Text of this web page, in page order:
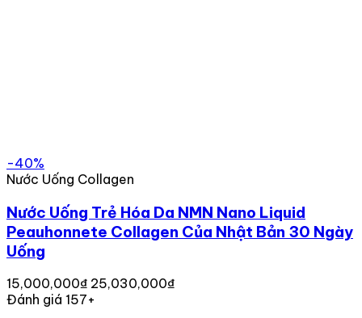
-40%
Nước Uống Collagen
Nước Uống Trẻ Hóa Da NMN Nano Liquid
Peauhonnete Collagen Của Nhật Bản 30 Ngày
Uống
15,000,000₫ 25,030,000₫
Đánh giá 157+